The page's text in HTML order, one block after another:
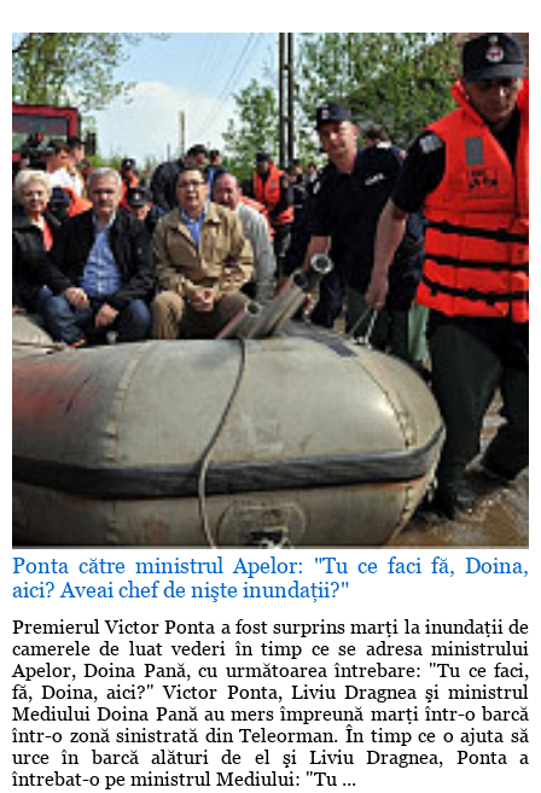
Ponta către ministrul Apelor: "Tu ce faci fă, Doina,
aici? Aveai chef de nişte inundaţii?"
Premierul Victor Ponta a fost surprins marţi la inundaţii de
camerele de luat vederi în timp ce se adresa ministrului
Apelor, Doina Pană, cu următoarea întrebare: "Tu ce faci,
fă, Doina, aici?" Victor Ponta, Liviu Dragnea şi ministrul
Mediului Doina Pană au mers împreună marţi într-o barcă
într-o zonă sinistrată din Teleorman. În timp ce o ajuta să
urce în barcă alături de el şi Liviu Dragnea, Ponta a
întrebat-o pe ministrul Mediului: "Tu ...